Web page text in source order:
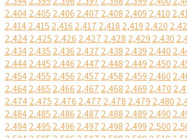
2,4042,405 2,406 2,407 2,408 2,409 2,410
2,4142,415 2,416 2,417 2,418 2,419 2,420
2,4242,425 2,426 2,427 2,428 2,429 2,430
2,4342,435 2,436 2,437 2,438 2,439 2,440
2,4442,445 2,446 2,447 2,448 2,449 2,450
2,4542,455 2,456 2,457 2,458 2,459 2,460
2,4642,465 2,466 2,467 2,468 2,469 2,470
2,4742,475 2,476 2,477 2,478 2,479 2,480
2,4842,485 2,486 2,487 2,488 2,489 2,490
2,4942,495 2,496 2,497 2,498 2,499 2,500